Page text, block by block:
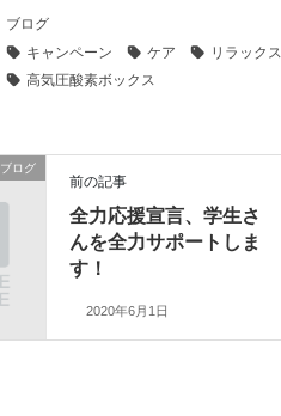
ブログ
キャンペーン ケア リラックス
高気圧酸素ボックス
ブログ
前の記事
全力応援宣言、学生さ
んを全力サポートしま
す！
2020年6月1日